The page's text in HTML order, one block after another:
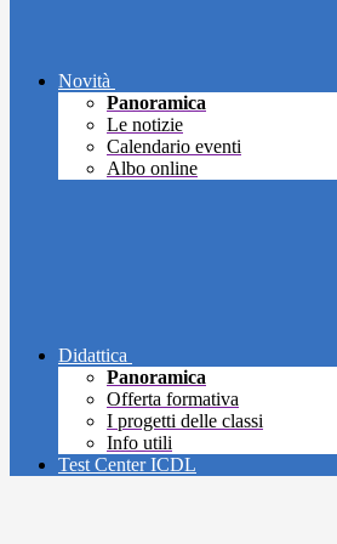
Novità
Panoramica
Le notizie
Calendario eventi
Albo online
Didattica
Panoramica
Offerta formativa
I progetti delle classi
Info utili
Test Center ICDL